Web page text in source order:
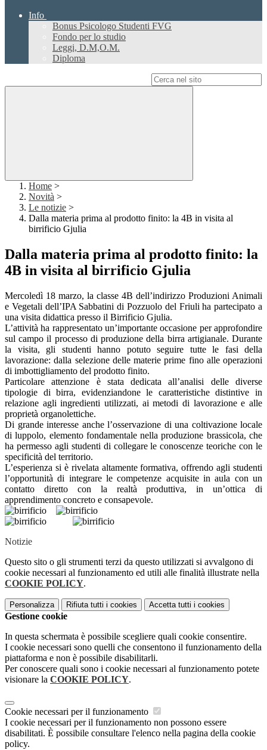
Info
Bonus Psicologo Studenti FVG
Fondo per lo studio
Leggi, D.M,O.M.
Diploma
Home >
Novità >
Le notizie >
Dalla materia prima al prodotto finito: la 4B in visita al
birrificio Gjulia
Dalla materia prima al prodotto finito: la
4B in visita al birrificio Gjulia
Mercoledì 18 marzo, la classe 4B dell’indirizzo Produzioni Animali
e Vegetali dell’IPA Sabbatini di Pozzuolo del Friuli ha partecipato a
una visita didattica presso il Birrificio Gjulia.
L’attività ha rappresentato un’importante occasione per approfondire
sul campo il processo di produzione della birra artigianale. Durante
la visita, gli studenti hanno potuto seguire tutte le fasi della
lavorazione: dalla selezione delle materie prime fino alle operazioni
di imbottigliamento del prodotto finito.
Particolare attenzione è stata dedicata all’analisi delle diverse
tipologie di birra, evidenziandone le caratteristiche distintive in
relazione agli ingredienti utilizzati, ai metodi di lavorazione e alle
proprietà organolettiche.
Di grande interesse anche l’osservazione di una coltivazione locale
di luppolo, elemento fondamentale nella produzione brassicola, che
ha permesso agli studenti di collegare le conoscenze teoriche con le
specificità del territorio.
L’esperienza si è rivelata altamente formativa, offrendo agli studenti
l’opportunità di integrare le competenze acquisite in aula con un
contatto diretto con la realtà produttiva, in un’ottica di
apprendimento concreto e consapevole.
Notizie
Questo sito o gli strumenti terzi da questo utilizzati si avvalgono di
cookie necessari al funzionamento ed utili alle finalità illustrate nella
COOKIE POLICY.
Personalizza Rifiuta tutti i cookies Accetta tutti i cookies
Gestione cookie
In questa schermata è possibile scegliere quali cookie consentire.
I cookie necessari sono quelli che consentono il funzionamento della
piattaforma e non è possibile disabilitarli.
Per conoscere quali sono i cookie necessari al funzionamento potete
visionare la COOKIE POLICY.
Cookie necessari per il funzionamento
I cookie necessari per il funzionamento non possono essere
disabilitati. È possibile consultare l'elenco nella pagina della cookie
policy.